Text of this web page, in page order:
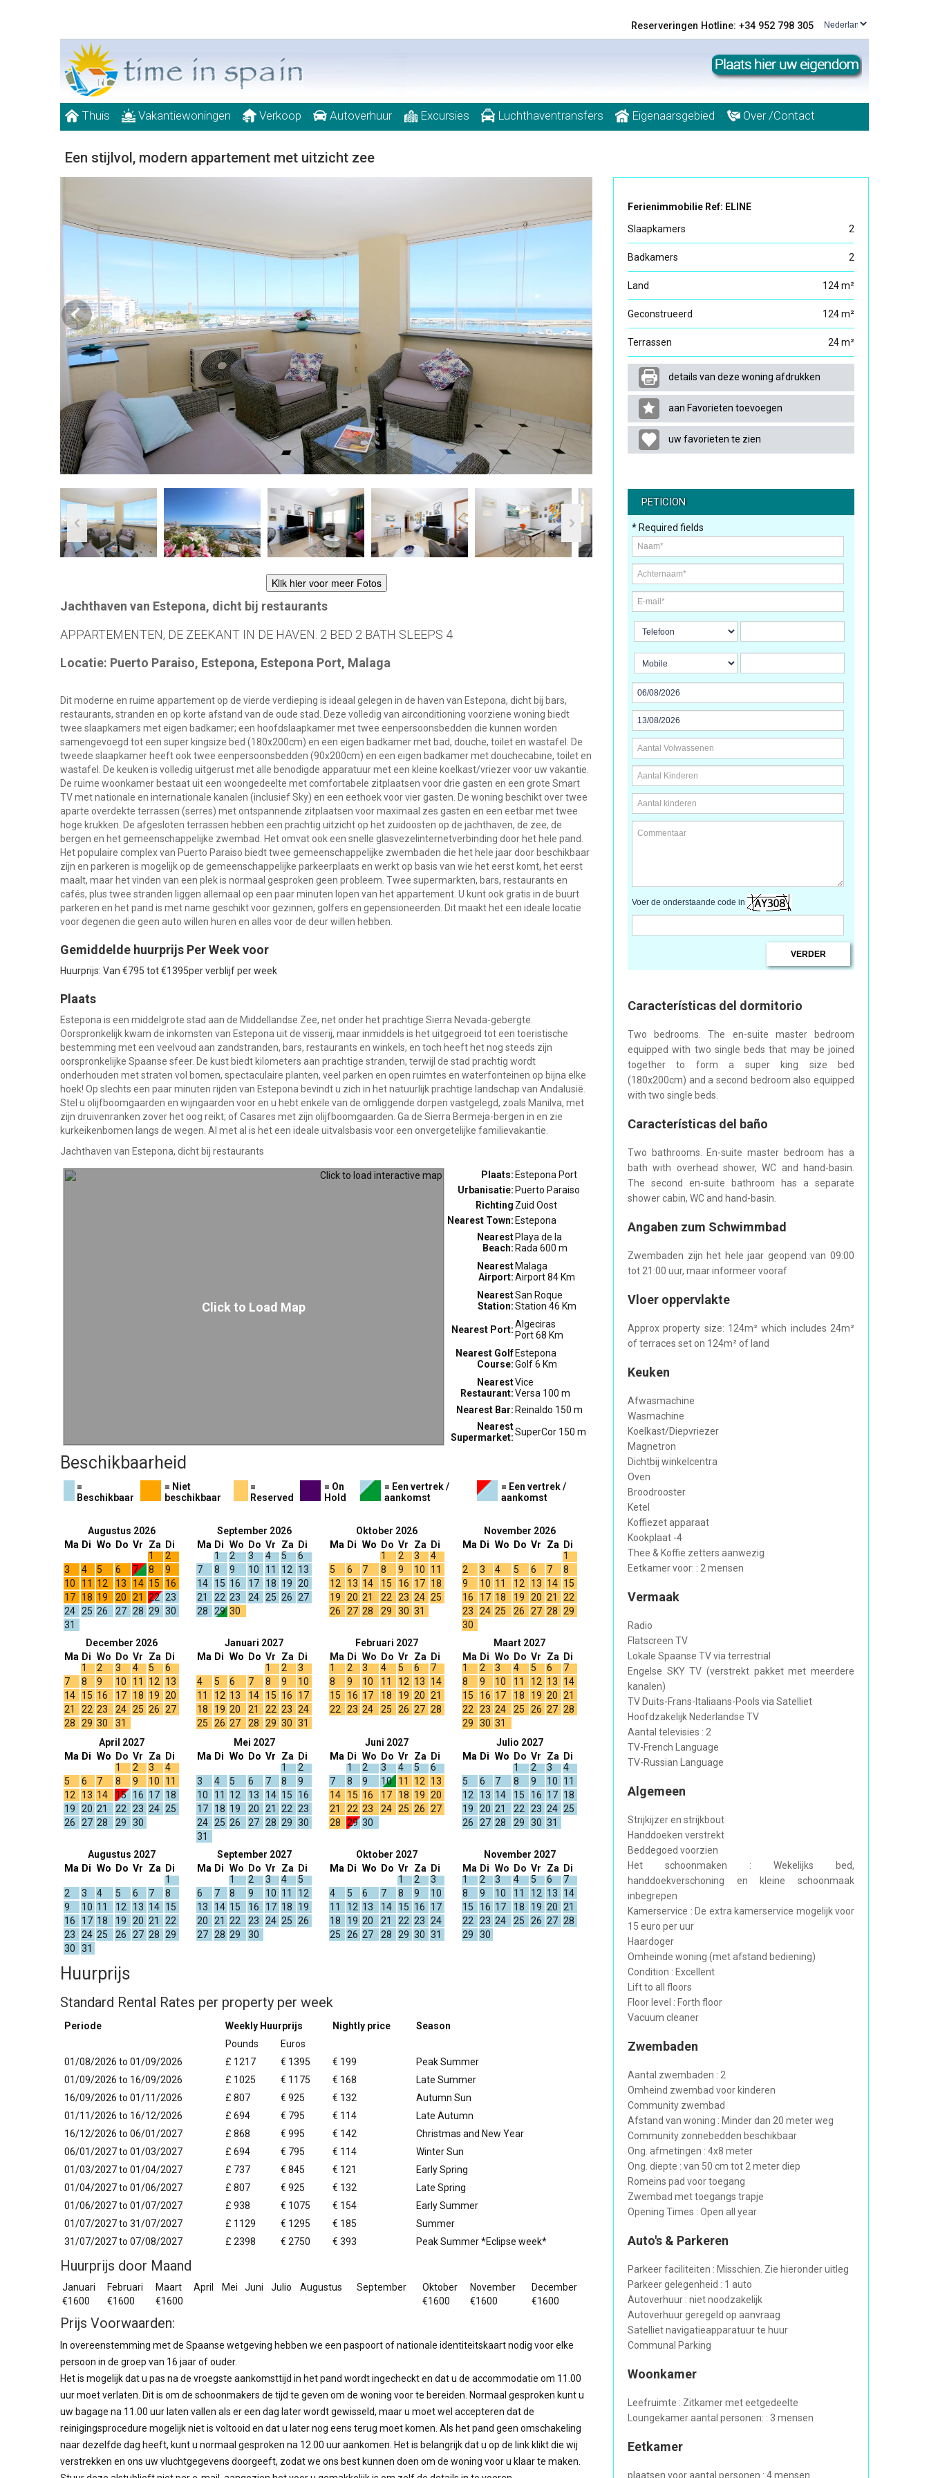
Reserveringen Hotline: +34 952 798 305
Thuis Vakantiewoningen Verkoop Autoverhuur Excursies Luchthaventransfers Eigenaarsgebied Over /Contact
Een stijlvol, modern appartement met uitzicht zee
Klik hier voor meer Fotos
Jachthaven van Estepona, dicht bij restaurants
APPARTEMENTEN, DE ZEEKANT IN DE HAVEN. 2 BED 2 BATH SLEEPS 4
Locatie: Puerto Paraiso, Estepona, Estepona Port, Malaga
Dit moderne en ruime appartement op de vierde verdieping is ideaal gelegen in de haven van Estepona, dicht bij bars,
restaurants, stranden en op korte afstand van de oude stad. Deze volledig van airconditioning voorziene woning biedt
twee slaapkamers met eigen badkamer; een hoofdslaapkamer met twee eenpersoonsbedden die kunnen worden
samengevoegd tot een super kingsize bed (180x200cm) en een eigen badkamer met bad, douche, toilet en wastafel. De
tweede slaapkamer heeft ook twee eenpersoonsbedden (90x200cm) en een eigen badkamer met douchecabine, toilet en
wastafel. De keuken is volledig uitgerust met alle benodigde apparatuur met een kleine koelkast/vriezer voor uw vakantie.
De ruime woonkamer bestaat uit een woongedeelte met comfortabele zitplaatsen voor drie gasten en een grote Smart
TV met nationale en internationale kanalen (inclusief Sky) en een eethoek voor vier gasten. De woning beschikt over twee
aparte overdekte terrassen (serres) met ontspannende zitplaatsen voor maximaal zes gasten en een eetbar met twee
hoge krukken. De afgesloten terrassen hebben een prachtig uitzicht op het zuidoosten op de jachthaven, de zee, de
bergen en het gemeenschappelijke zwembad. Het omvat ook een snelle glasvezelinternetverbinding door het hele pand.
Het populaire complex van Puerto Paraiso biedt twee gemeenschappelijke zwembaden die het hele jaar door beschikbaar
zijn en parkeren is mogelijk op de gemeenschappelijke parkeerplaats en werkt op basis van wie het eerst komt, het eerst
maalt, maar het vinden van een plek is normaal gesproken geen probleem. Twee supermarkten, bars, restaurants en
cafés, plus twee stranden liggen allemaal op een paar minuten lopen van het appartement. U kunt ook gratis in de buurt
parkeren en het pand is met name geschikt voor gezinnen, golfers en gepensioneerden. Dit maakt het een ideale locatie
voor degenen die geen auto willen huren en alles voor de deur willen hebben.
Gemiddelde huurprijs Per Week voor
Huurprijs: Van €795 tot €1395per verblijf per week
Plaats
Estepona is een middelgrote stad aan de Middellandse Zee, net onder het prachtige Sierra Nevada-gebergte.
Oorspronkelijk kwam de inkomsten van Estepona uit de visserij, maar inmiddels is het uitgegroeid tot een toeristische
bestemming met een veelvoud aan zandstranden, bars, restaurants en winkels, en toch heeft het nog steeds zijn
oorspronkelijke Spaanse sfeer. De kust biedt kilometers aan prachtige stranden, terwijl de stad prachtig wordt
onderhouden met straten vol bomen, spectaculaire planten, veel parken en open ruimtes en waterfonteinen op bijna elke
hoek! Op slechts een paar minuten rijden van Estepona bevindt u zich in het natuurlijk prachtige landschap van Andalusië.
Stel u olijfboomgaarden en wijngaarden voor en u hebt enkele van de omliggende dorpen vastgelegd, zoals Manilva, met
zijn druivenranken zover het oog reikt; of Casares met zijn olijfboomgaarden. Ga de Sierra Bermeja-bergen in en zie
kurkeikenbomen langs de wegen. Al met al is het een ideale uitvalsbasis voor een onvergetelijke familievakantie.
Jachthaven van Estepona, dicht bij restaurants
Click to Load Map
Plaats: Estepona Port
Urbanisatie: Puerto Paraiso
Richting Zuid Oost
Nearest Town: Estepona
Nearest
Beach:
Playa de la
Rada 600 m
Nearest
Airport:
Malaga
Airport 84 Km
Nearest
Station:
San Roque
Station 46 Km
Nearest Port:Algeciras
Port 68 Km
Nearest Golf
Course:
Estepona
Golf 6 Km
Nearest
Restaurant:
Vice
Versa 100 m
Nearest Bar: Reinaldo 150 m
Nearest
Supermarket:SuperCor 150 m
Beschikbaarheid
=
Beschikbaar
= Niet
beschikbaar
=
Reserved
= On
Hold
= Een vertrek /
aankomst
= Een vertrek /
aankomst
Augustus 2026
Ma Di Wo Do Vr
Za
1
Di
2
3
4 5 6 7 8
9
10
11 12 13 14 15
16
17
18 19 20 21 22 23
24 25 26 27 28 29 30
31
September 2026
Ma Di
1
Wo
2
Do
3
Vr
4
Za
5
Di
6
7
8 9 10 11 12
13
14
15 16 17 18 19 20
21
22 23 24 25 26 27
28
29 30
Oktober 2026
Ma Di Wo
Do
1
Vr
2
Za
3
Di
4
5
6 7 8 9 10
11
12
13 14 15 16 17 18
19
20 21 22 23 24 25
26
27 28 29 30 31
November 2026
Ma Di Wo Do Vr Za
Di
1
2
3 4 5 6 7
8
9
10 11 12 13 14 15
16
17 18 19 20 21
22
23
24 25 26 27 28 29
30
December 2026
Ma Di
1
Wo
2
Do
3
Vr
4
Za
5
Di
6
7
8 9 10 11 12
13
14
15 16 17 18 19 20
21
22 23 24 25 26 27
28
29 30 31
Januari 2027
Ma Di Wo Do Vr
1
Za
2
Di
3
4
5 6 7 8 9
10
11
12 13 14 15 16
17
18
19 20 21 22 23 24
25
26 27 28 29 30 31
Februari 2027
Ma
1
Di
2
Wo
3
Do
4
Vr
5
Za
6
Di
7
8
9 10 11 12 13
14
15
16 17 18 19 20 21
22
23 24 25 26 27 28
Maart 2027
Ma
1
Di
2
Wo
3
Do
4
Vr
5
Za
6
Di
7
8
9 10 11 12 13
14
15
16 17 18 19 20 21
22
23 24 25 26 27 28
29
30 31
April 2027
Ma Di Wo
Do
1
Vr
2
Za
3
Di
4
5
6 7 8 9 10
11
12
13 14 15 16 17 18
19
20 21 22 23 24 25
26
27 28 29 30
Mei 2027
Ma Di Wo Do Vr
Za
1
Di
2
3
4 5 6 7 8
9
10
11 12 13 14 15
16
17
18 19 20 21 22 23
24 25 26 27 28 29 30
31
Juni 2027
Ma Di
1
Wo
2
Do
3
Vr
4
Za
5
Di
6
7
8 9 10 11 12
13
14
15 16 17 18 19 20
21
22 23 24 25 26 27
28
29 30
Julio 2027
Ma Di Wo
Do
1
Vr
2
Za
3
Di
4
5
6 7 8 9 10
11
12
13 14 15 16 17 18
19
20 21 22 23 24 25
26
27 28 29 30 31
Augustus 2027
Ma Di Wo Do Vr Za
Di
1
2
3 4 5 6 7
8
9
10 11 12 13 14 15
16
17 18 19 20 21
22
23
24 25 26 27 28 29
30
31
September 2027
Ma Di Wo
1
Do
2
Vr
3
Za
4
Di
5
6
7 8 9 10 11
12
13
14 15 16 17 18
19
20
21 22 23 24 25 26
27 28 29 30
Oktober 2027
Ma Di Wo Do Vr
1
Za
2
Di
3
4
5 6 7 8 9
10
11
12 13 14 15 16
17
18
19 20 21 22 23 24
25
26 27 28 29 30 31
November 2027
Ma
1
Di
2
Wo
3
Do
4
Vr
5
Za
6
Di
7
8
9 10 11 12 13
14
15
16 17 18 19 20 21
22
23 24 25 26 27 28
29
30
Huurprijs
Standard Rental Rates per property per week
Periode Weekly Huurprijs Nightly price
Season
Pounds
Euros
01/08/2026 to 01/09/2026
£ 1217 € 1395 € 199
Peak Summer
01/09/2026 to 16/09/2026
£ 1025 € 1175 € 168
Late Summer
16/09/2026 to 01/11/2026
£ 807 € 925 € 132
Autumn Sun
01/11/2026 to 16/12/2026
£ 694 € 795 € 114
Late Autumn
16/12/2026 to 06/01/2027
£ 868 € 995 € 142
Christmas and New Year
06/01/2027 to 01/03/2027
£ 694 € 795 € 114
Winter Sun
01/03/2027 to 01/04/2027
£ 737 € 845 € 121
Early Spring
01/04/2027 to 01/06/2027
£ 807 € 925 € 132
Late Spring
01/06/2027 to 01/07/2027
£ 938 € 1075 € 154
Early Summer
01/07/2027 to 31/07/2027
£ 1129 € 1295 € 185
Summer
31/07/2027 to 07/08/2027
£ 2398 € 2750 € 393 Peak Summer *Eclipse week*
Huurprijs door Maand
Januari Februari Maart April Mei Juni Julio Augustus September Oktober November
December
€1600
€1600 €1600 €1600 €1600 €1600
Prijs Voorwaarden:
In overeenstemming met de Spaanse wetgeving hebben we een paspoort of nationale identiteitskaart nodig voor elke
persoon in de groep van 16 jaar of ouder.
Het is mogelijk dat u pas na de vroegste aankomsttijd in het pand wordt ingecheckt en dat u de accommodatie om 11.00
uur moet verlaten. Dit is om de schoonmakers de tijd te geven om de woning voor te bereiden. Normaal gesproken kunt u
uw bagage na 11.00 uur laten vallen als er een dag later wordt gewisseld, maar u moet wel accepteren dat de
reinigingsprocedure mogelijk niet is voltooid en dat u later nog eens terug moet komen. Als het pand geen omschakeling
naar dezelfde dag heeft, kunt u normaal gesproken na 12.00 uur aankomen. Het is belangrijk dat u op de link klikt die wij
verstrekken en ons uw vluchtgegevens doorgeeft, zodat we ons best kunnen doen om de woning voor u klaar te maken.
Ferienimmobilie Ref: ELINE
Slaapkamers
2
Badkamers 2
Land 124 m²
Geconstrueerd 124 m²
Terrassen 24 m²
details van deze woning afdrukken
aan Favorieten toevoegen
uw favorieten te zien
PETICION
* Required fields
Voer de onderstaande code in
Características del dormitorio
Two bedrooms. The en-suite master bedroom
equipped with two single beds that may be joined
together to form a super king size bed
(180x200cm) and a second bedroom also equipped
with two single beds.
Características del baño
Two bathrooms. En-suite master bedroom has a
bath with overhead shower, WC and hand-basin.
The second en-suite bathroom has a separate
shower cabin, WC and hand-basin.
Angaben zum Schwimmbad
Zwembaden zijn het hele jaar geopend van 09:00
tot 21:00 uur, maar informeer vooraf
Vloer oppervlakte
Approx property size: 124m² which includes 24m²
of terraces set on 124m² of land
Keuken
Afwasmachine
Wasmachine
Koelkast/Diepvriezer
Magnetron
Dichtbij winkelcentra
Oven
Broodrooster
Ketel
Koffiezet apparaat
Kookplaat -4
Thee & Koffie zetters aanwezig
Eetkamer voor: : 2 mensen
Vermaak
Radio
Flatscreen TV
Lokale Spaanse TV via terrestrial
Engelse SKY TV (verstrekt pakket met meerdere
kanalen)
TV Duits-Frans-Italiaans-Pools via Satelliet
Hoofdzakelijk Nederlandse TV
Aantal televisies : 2
TV-French Language
TV-Russian Language
Algemeen
Strijkijzer en strijkbout
Handdoeken verstrekt
Beddegoed voorzien
Het schoonmaken : Wekelijks bed,
handdoekverschoning en kleine schoonmaak
inbegrepen
Kamerservice : De extra kamerservice mogelijk voor
15 euro per uur
Haardoger
Omheinde woning (met afstand bediening)
Condition : Excellent
Lift to all floors
Floor level : Forth floor
Vacuum cleaner
Zwembaden
Aantal zwembaden : 2
Omheind zwembad voor kinderen
Community zwembad
Afstand van woning : Minder dan 20 meter weg
Community zonnebedden beschikbaar
Ong. afmetingen : 4x8 meter
Ong. diepte : van 50 cm tot 2 meter diep
Romeins pad voor toegang
Zwembad met toegangs trapje
Opening Times : Open all year
Auto's & Parkeren
Parkeer faciliteiten : Misschien. Zie hieronder uitleg
Parkeer gelegenheid : 1 auto
Autoverhuur : niet noodzakelijk
Autoverhuur geregeld op aanvraag
Satelliet navigatieapparatuur te huur
Communal Parking
Woonkamer
Leefruimte : Zitkamer met eetgedeelte
Loungekamer aantal personen: : 3 mensen
Eetkamer
plaatsen voor aantal personen : 4 mensen